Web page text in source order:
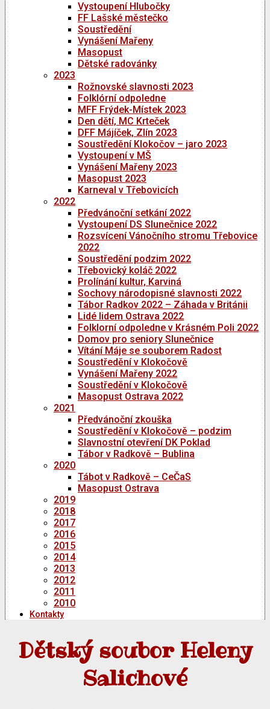
Vystoupení Hlubočky
FF Lašské městečko
Soustředění
Vynášení Mařeny
Masopust
Dětské radovánky
2023
Rožnovské slavnosti 2023
Folklórní odpoledne
MFF Frýdek-Místek 2023
Den dětí, MC Krteček
DFF Májíček, Zlín 2023
Soustředění Klokočov – jaro 2023
Vystoupení v MŠ
Vynášení Mařeny 2023
Masopust 2023
Karneval v Třebovicích
2022
Předvánoční setkání 2022
Vystoupení DS Slunečnice 2022
Rozsvícení Vánočního stromu Třebovice
2022
Soustředění podzim 2022
Třebovický koláč 2022
Prolínání kultur, Karviná
Sochovy národopisné slavnosti 2022
Tábor Radkov 2022 – Záhada v Británii
Lidé lidem Ostrava 2022
Folklorní odpoledne v Krásném Poli 2022
Domov pro seniory Slunečnice
Vítání Máje se souborem Radost
Soustředění v Klokočově
Vynášení Mařeny 2022
Soustředění v Klokočově
Masopust Ostrava 2022
2021
Předvánoční zkouška
Soustředění v Klokočově – podzim
Slavnostní otevření DK Poklad
Tábor v Radkově – Bublina
2020
Tábot v Radkově – CeČaS
Masopust Ostrava
2019
2018
2017
2016
2015
2014
2013
2012
2011
2010
Kontakty
Dětský soubor Heleny
Salichové